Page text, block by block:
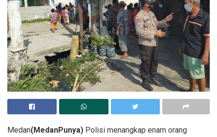
Medan(MedanPunya) Polisi menangkap enam orang